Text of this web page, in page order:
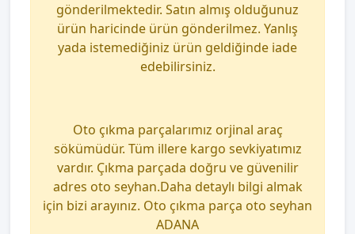
gönderilmektedir. Satın almış olduğunuz
ürün haricinde ürün gönderilmez. Yanlış
yada istemediğiniz ürün geldiğinde iade
edebilirsiniz.
Oto çıkma parçalarımız orjinal araç
sökümüdür. Tüm illere kargo sevkiyatımız
vardır. Çıkma parçada doğru ve güvenilir
adres oto seyhan.Daha detaylı bilgi almak
için bizi arayınız. Oto çıkma parça oto seyhan
ADANA